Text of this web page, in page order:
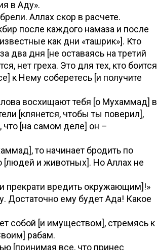
в Аду».
Аллах скор в расчете.
после каждого намаза и после
как дни «ташрик»]. Кто
два дня [не оставаясь на третий
нет греха. Это для тех, кто боится
к Нему соберетесь [и получите
восхищают тебя [о Мухаммад] в
[клянется, чтобы ты поверил],
что [на самом деле] он –
то начинает бродить по
[людей и животных]. Но Аллах не
прекрати вредить окружающим]!»
Достаточно ему будет Ада! Какое
собой [и имуществом], стремясь к
рабам.
[принимая все, что принес